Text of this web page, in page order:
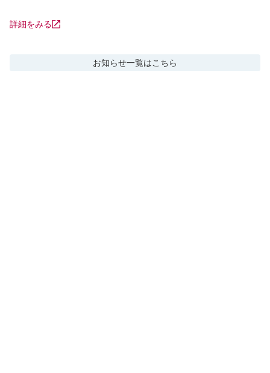
詳細をみる
お知らせ一覧はこちら